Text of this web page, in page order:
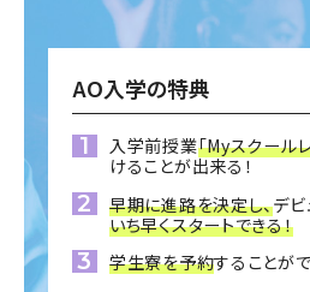
AO入学の特典
入学前授業「Myスクール
けることが出来る！
早期に進路を決定し、デ
いち早くスタートできる！
学生寮を予約することがで